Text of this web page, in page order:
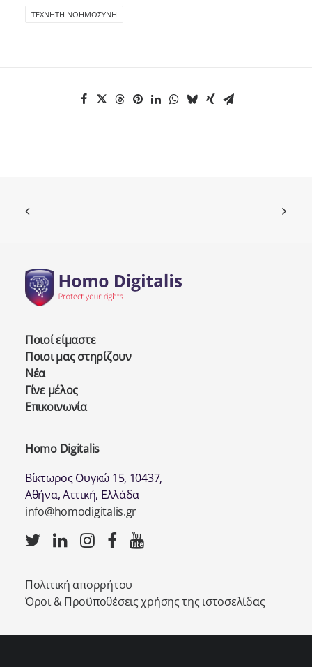
ΤΕΧΝΗΤΉ ΝΟΗΜΟΣΎΝΗ
Ποιοί είμαστε
Ποιοι μας στηρίζουν
Νέα
Γίνε μέλος
Επικοινωνία
Homo Digitalis
Βίκτωρος Ουγκώ 15, 10437,
Αθήνα, Αττική, Ελλάδα
info@homodigitalis.gr
Πολιτική απορρήτου
Όροι & Προϋποθέσεις χρήσης της ιστοσελίδας